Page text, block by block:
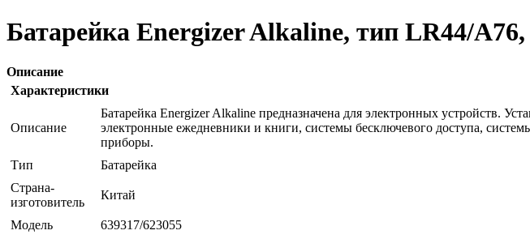
Батарейка Energizer Alkaline, тип LR44/
Описание
Характеристики
Описание
Батарейка Energizer Alkaline предназначена для электронных устройств.
электронные ежедневники и книги, системы бесключевого доступа,
приборы.
Тип
Батарейка
Страна-
изготовитель
Китай
Модель
639317/623055